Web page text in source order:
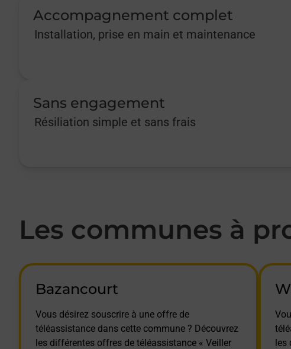
Accompagnement complet
Installation, prise en main et maintenance
Sans engagement
Résiliation simple et sans frais
Les communes à
Bazancourt
Vous désirez souscrire à une offre de
téléassistance dans cette commune ? Découvrez
les différentes offres de téléassistance « Veiller
les